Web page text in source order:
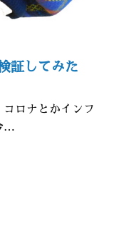
証してみた
ロナとかインフ
…